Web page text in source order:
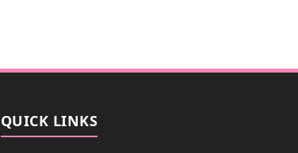
QUICK LINKS